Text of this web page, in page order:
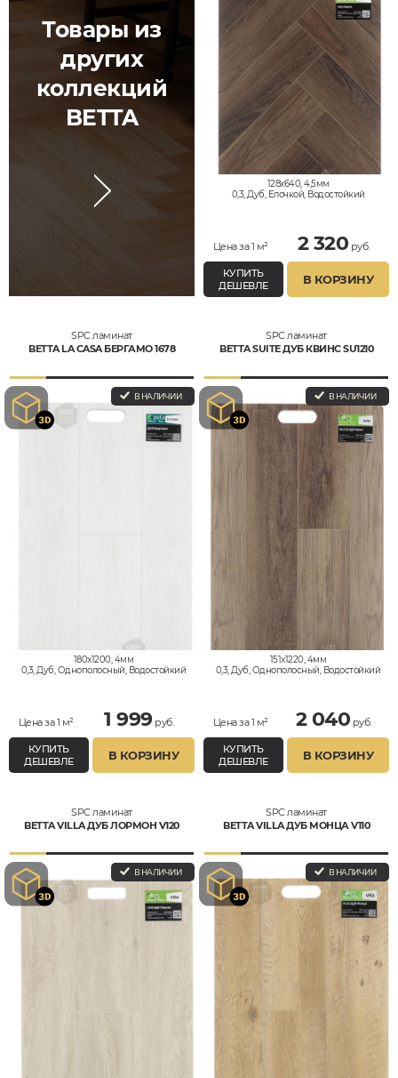
Товары из
других
коллекций
BETTA
128x640, 4,5мм
0,3, Дуб, Елочкой, Водостойкий
Цена за 1 м² 2 320 руб.
КУПИТЬ
ДЕШЕВЛЕ
В КОРЗИНУ
SPC ламинат
BETTA LA CASA БЕРГАМО 1678
В НАЛИЧИИ
180x1200, 4мм
0,3, Дуб, Однополосный, Водостойкий
Цена за 1 м² 1 999руб.
КУПИТЬ
ДЕШЕВЛЕ
В КОРЗИНУ
SPC ламинат
BETTA SUITE ДУБ КВИНС SU1210
В НАЛИЧИИ
151x1220, 4мм
0,3, Дуб, Однополосный, Водостойкий
Цена за 1 м² 2 040 руб.
КУПИТЬ
ДЕШЕВЛЕ
В КОРЗИНУ
SPC ламинат
BETTA VILLA ДУБ ЛОРМОН V120
В НАЛИЧИИ
SPC ламинат
BETTA VILLA ДУБ МОНЦА V110
В НАЛИЧИИ